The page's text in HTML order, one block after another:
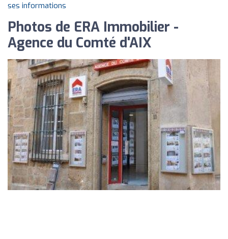
ses informations
Photos de ERA Immobilier -
Agence du Comté d'AIX